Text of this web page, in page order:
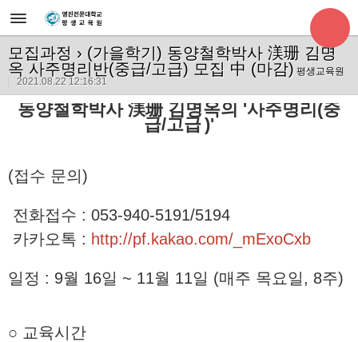
모집과정 › (가을학기) 동양철학박사 渼珊 김명
옥 사주명리반(중급/고급) 모집 中 (마감) 평생교육원
2021.08.22 12:16:31
동양철학박사 渼珊 김명옥의 '사주명리(중
급/고급)'
(접수 문의)
전화접수 : 053-940-5191/5194
카카오톡 : http://pf.kakao.com/_mExoCxb
일정 : 9월 16일 ~ 11월 11일 (매주 목요일, 8주)
○ 교육시간